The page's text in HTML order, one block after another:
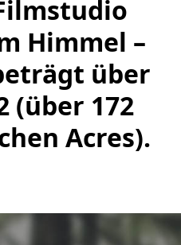
Himmel –
über
(über 172
Acres).